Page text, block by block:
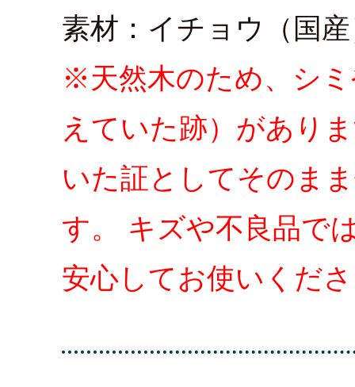
素材：イチョウ（国
※天然木のため、シ
えていた跡）があり
いた証としてそのま
す。 キズや不良品で
安心してお使いくだ